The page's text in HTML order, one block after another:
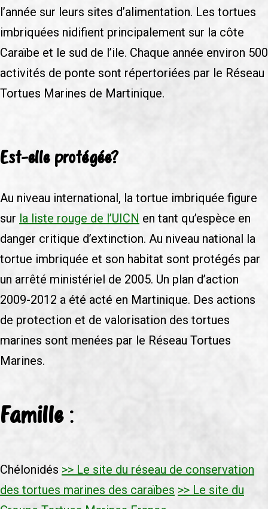
l’année sur leurs sites d’alimentation. Les tortues
imbriquées nidifient principalement sur la côte
Caraïbe et le sud de l’ile. Chaque année environ 500
activités de ponte sont répertoriées par le Réseau
Tortues Marines de Martinique.
Est-elle protégée?
Au niveau international, la tortue imbriquée figure
sur la liste rouge de l’UICN en tant qu’espèce en
danger critique d’extinction. Au niveau national la
tortue imbriquée et son habitat sont protégés par
un arrêté ministériel de 2005. Un plan d’action
2009-2012 a été acté en Martinique. Des actions
de protection et de valorisation des tortues
marines sont menées par le Réseau Tortues
Marines.
Famille :
Chélonidés >> Le site du réseau de conservation
des tortues marines des caraïbes >> Le site du